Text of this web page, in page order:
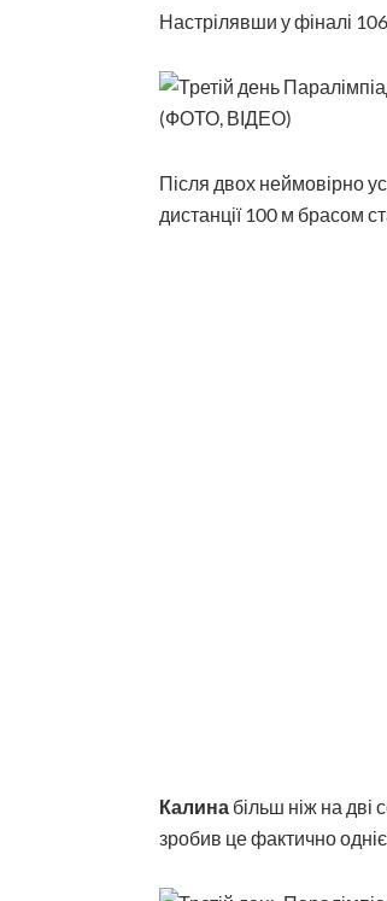
Настрілявши у фіналі
Після двох неймовірно
дистанції 100 м брасом
Калина більш ніж на дві
зробив це фактично